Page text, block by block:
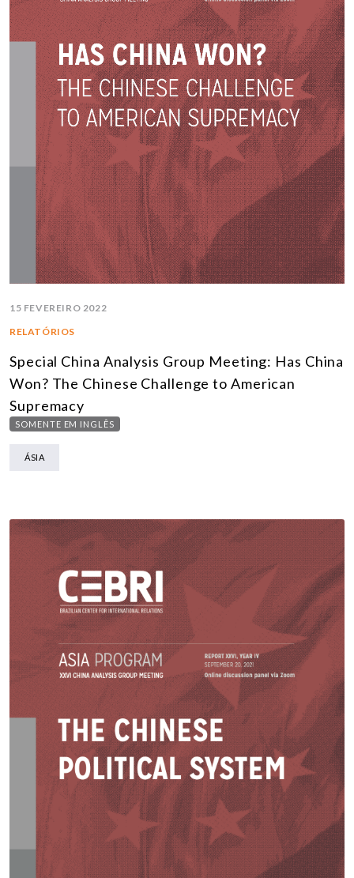
15 FEVEREIRO 2022
RELATÓRIOS
Special China Analysis Group Meeting: Has China
Won? The Chinese Challenge to American
Supremacy
SOMENTE EM INGLÊS
ÁSIA